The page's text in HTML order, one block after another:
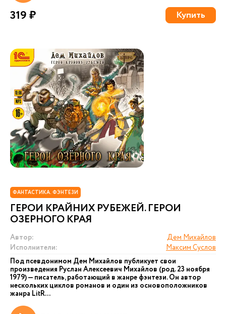
319 ₽ Купить
ФАНТАСТИКА. ФЭНТЕЗИ
ГЕРОИ КРАЙНИХ РУБЕЖЕЙ. ГЕРОИ
ОЗЕРНОГО КРАЯ
Автор:
Дем Михайлов
Исполнители:
Максим Суслов
Под псевдонимом Дем Михайлов публикует свои
произведения Руслан Алексеевич Михайлов (род. 23 ноября
1979) — писатель, работающий в жанре фэнтези. Он автор
нескольких циклов романов и один из основоположников
жанра LitR...